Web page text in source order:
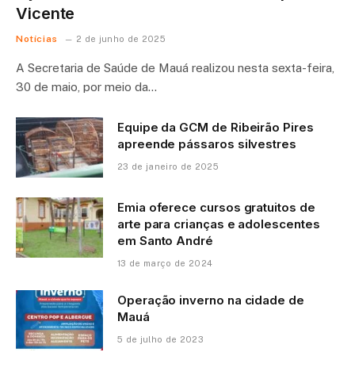
Vicente
Notícias 2 de junho de 2025
A Secretaria de Saúde de Mauá realizou nesta sexta-feira,
30 de maio, por meio da…
Equipe da GCM de Ribeirão Pires
apreende pássaros silvestres
23 de janeiro de 2025
Emia oferece cursos gratuitos de
arte para crianças e adolescentes
em Santo André
13 de março de 2024
Operação inverno na cidade de
Mauá
5 de julho de 2023